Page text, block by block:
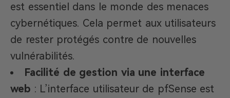
est essentiel dans le monde des menaces
cybernétiques. Cela permet aux utilisateurs
de rester protégés contre de nouvelles
vulnérabilités.
Facilité de gestion via une interface
web : L’interface utilisateur de pfSense est